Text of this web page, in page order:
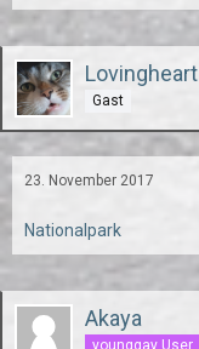
Lovingheart
Gast
23. November 2017
Nationalpark
Akaya
younggay User